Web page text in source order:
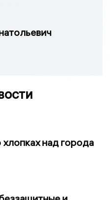
над города